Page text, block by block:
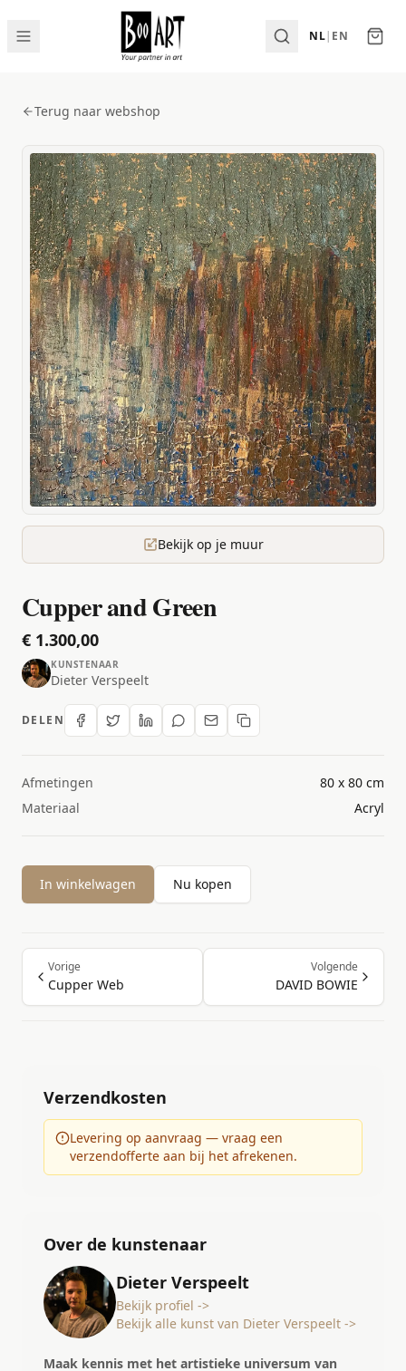
NL| EN
Terug naar webshop
Bekijk op je muur
Cupper and Green
€ 1.300,00
KUNSTENAAR
Dieter Verspeelt
DELEN
Afmetingen
80 x 80 cm
Materiaal
Acryl
In winkelwagen Nu kopen
Vorige
Cupper Web
Volgende
DAVID BOWIE
Verzendkosten
Levering op aanvraag — vraag een
verzendofferte aan bij het afrekenen.
Over de kunstenaar
Dieter Verspeelt
Bekijk profiel ->
Bekijk alle kunst van Dieter Verspeelt ->
Maak kennis met het artistieke universum van